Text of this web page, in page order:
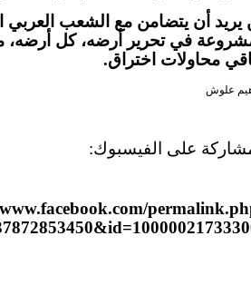
يريد أن يتضامن مع الشعب
في تحرير أرضه، كل أرضه،
محاولات اختراق.
علوش
على الفيسبوك: